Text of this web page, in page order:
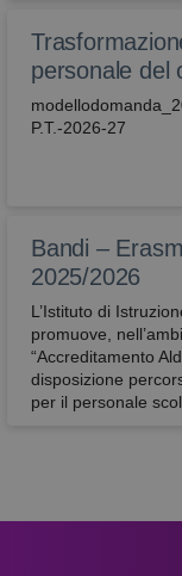
personale del
P.T.-2026-27
Bandi –
2025/2026
L’Istituto di
promuove,
“Accreditamento
disposizione
per il personale